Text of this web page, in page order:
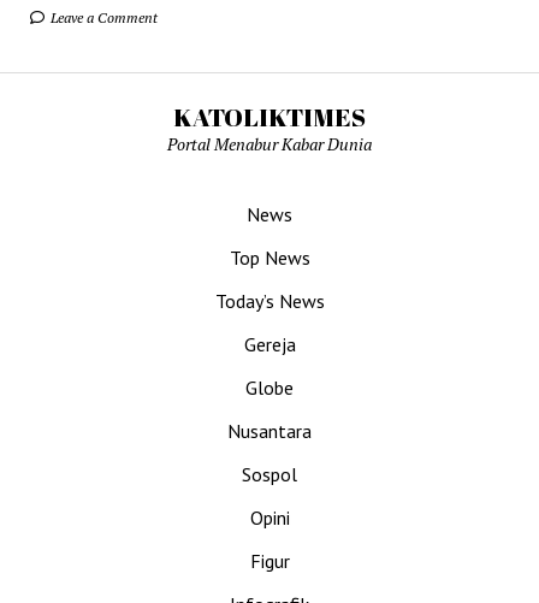
Leave a Comment
KATOLIKTIMES
Portal Menabur Kabar Dunia
News
Top News
Today’s News
Gereja
Globe
Nusantara
Sospol
Opini
Figur